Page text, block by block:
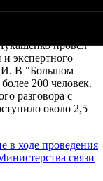
провел
и экспертного
В "Большом
200 человек.
разговора с
около 2,5
в ходе проведения
связи